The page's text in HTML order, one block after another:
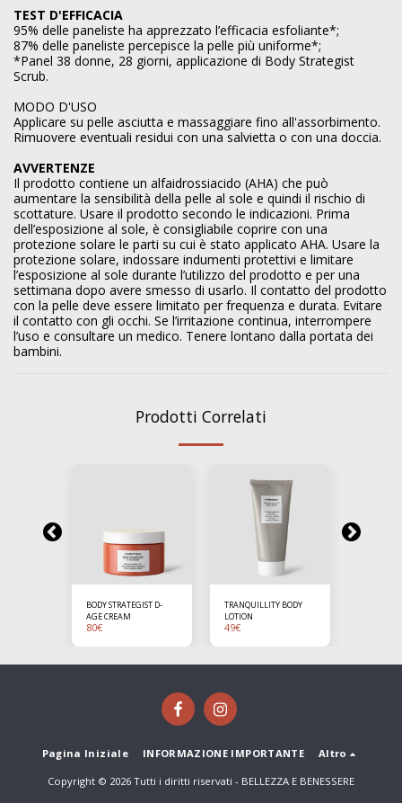
TEST D'EFFICACIA
95% delle paneliste ha apprezzato l’efficacia esfoliante*;
87% delle paneliste percepisce la pelle più uniforme*;
*Panel 38 donne, 28 giorni, applicazione di Body Strategist
Scrub.
MODO D'USO
Applicare su pelle asciutta e massaggiare fino all'assorbimento.
Rimuovere eventuali residui con una salvietta o con una doccia.
AVVERTENZE
Il prodotto contiene un alfaidrossiacido (AHA) che può
aumentare la sensibilità della pelle al sole e quindi il rischio di
scottature. Usare il prodotto secondo le indicazioni. Prima
dell’esposizione al sole, è consigliabile coprire con una
protezione solare le parti su cui è stato applicato AHA. Usare la
protezione solare, indossare indumenti protettivi e limitare
l’esposizione al sole durante l’utilizzo del prodotto e per una
settimana dopo avere smesso di usarlo. Il contatto del prodotto
con la pelle deve essere limitato per frequenza e durata. Evitare
il contatto con gli occhi. Se l’irritazione continua, interrompere
l’uso e consultare un medico. Tenere lontano dalla portata dei
bambini.
Prodotti Correlati
BODY STRATEGIST D-
AGE CREAM
80€
TRANQUILLITY BODY
LOTION
49€
Pagina Iniziale INFORMAZIONE IMPORTANTE Altro
Copyright © 2026 Tutti i diritti riservati - BELLEZZA E BENESSERE